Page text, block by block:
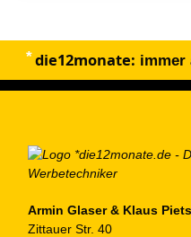
die12monate: immer
Armin Glaser & Klaus
Zittauer Str. 40